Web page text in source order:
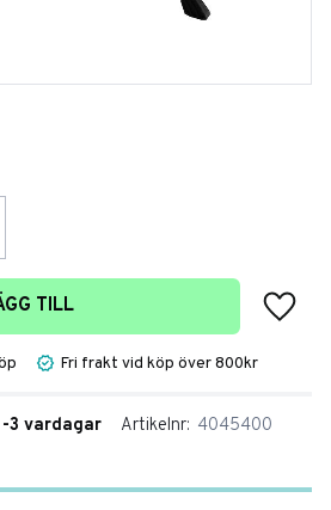
TILL
Lägg
Fri frakt vid köp över 800kr
3 vardagar Artikelnr 4045400